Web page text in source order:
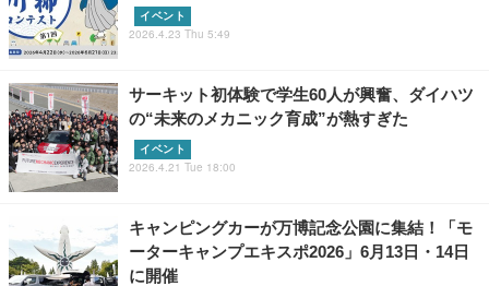
イベント
2026.4.23 Thu 5:49
サーキット初体験で学生60人が興奮、ダイハツ
の“未来のメカニック育成”が熱すぎた
イベント
2026.4.21 Tue 18:00
キャンピングカーが万博記念公園に集結！「モ
ーターキャンプエキスポ2026」6月13日・14日
に開催